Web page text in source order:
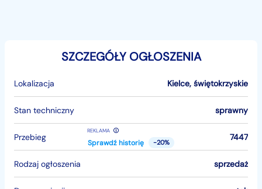
SZCZEGÓŁY OGŁOSZENIA
Lokalizacja Kielce, świętokrzyskie
Stan techniczny sprawny
Przebieg
REKLAMA
Sprawdź historię -20%
7447
Rodzaj ogłoszenia sprzedaż